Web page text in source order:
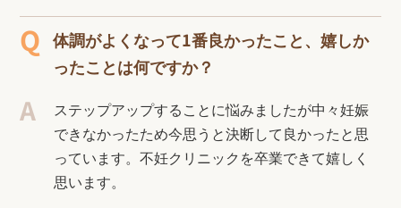
体調がよくなって1番良かったこと、嬉しか
ったことは何ですか？
ステップアップすることに悩みましたが中々妊娠
できなかったため今思うと決断して良かったと思
っています。不妊クリニックを卒業できて嬉しく
思います。